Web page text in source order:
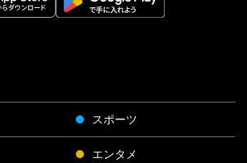
スポーツ
エンタメ